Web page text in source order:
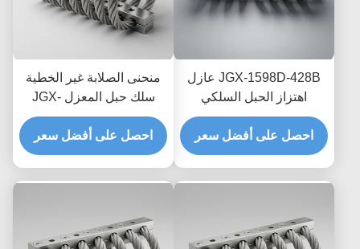
JGX-1598D-428B عازل
اهتزاز الحبل السلكي
الفطري المقاوم للغسل
الكيميائي عازل الفولاذ
المقاوم للصدأ
احصل على أفضل سعر
منحنى الصلابة غير الخطية
سلك حبل المعزل JGX-
2228D-665B حامل معدني
بالكامل صديق للبيئة
للمعدات الصناعية
احصل على أفضل سعر